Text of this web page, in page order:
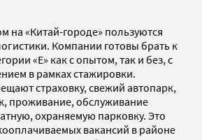
на «Китай-городе» пользуются
Компании готовы брать к
«Е» как с опытом, так и без, с
в рамках стажировки.
страховку, свежий автопарк,
проживание, обслуживание
охраняемую парковку. Это
вакансий в районе